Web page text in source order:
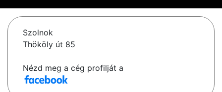
Szolnok
Thököly út 85
Nézd meg a cég profilját a